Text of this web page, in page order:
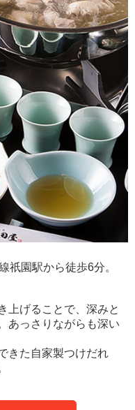
祇園駅から徒歩6分。
上げることで、深みと
あっさりながらも深い
きた自家製つけだれ